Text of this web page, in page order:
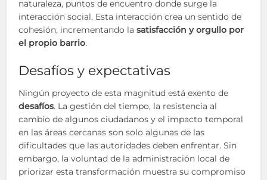
naturaleza, puntos de encuentro donde surge la
interacción social. Esta interacción crea un sentido de
cohesión, incrementando lasatisfacción y orgullo por
el propio barrio.
Desafíos y expectativas
Ningún proyecto de esta magnitud está exento de
desafíos. La gestión del tiempo, la resistencia al
cambio de algunos ciudadanos y el impacto temporal
en las áreas cercanas son solo algunas de las
dificultades que las autoridades deben enfrentar. Sin
embargo, la voluntad de la administración local de
priorizar esta transformación muestra su compromiso